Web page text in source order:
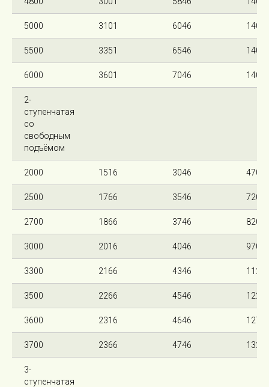
5000 3101 6046 140
5500 3351 6546 140
6000 3601 7046 140
2-
ступенчатая
со
свободным
подъёмом
2000 1516 3046 470
2500 1766 3546 720
2700 1866 3746 820
3000 2016 4046 970
3300 2166 4346 1120
3500 2266 4546 1220
3600 2316 4646 1270
3700 2366 4746 1320
3-
ступенчатая